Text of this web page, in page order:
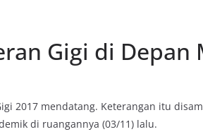
Gigi di Depan
2017 mendatang. Keterangan itu
di ruangannya (03/11) lalu.